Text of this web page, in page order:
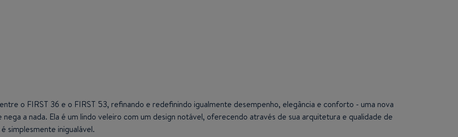
o FIRST 36 e o ​​FIRST 53, refinando e redefinindo igualmente desempenho, elegância e conforto - uma nova
a nada. Ela é um lindo veleiro com um design notável, oferecendo através de sua arquitetura e qualidade de
simplesmente inigualável.